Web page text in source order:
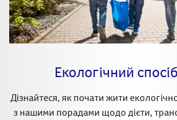
Екологічний
Дізнайтеся, як почати жити
з нашими порадами щодо дієти,